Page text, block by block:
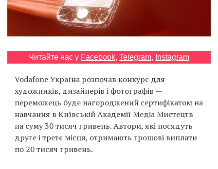
EN
RU
Читайте нас у Facebook, Telegram, Instagram
Vodafone Україна розпочав конкурс для
художників, дизайнерів і фотографів —
переможець буде нагороджений сертифікатом на
навчання в Київській Академії Медіа Мистецтв
на суму 30 тисяч гривень. Автори, які посядуть
друге і третє місця, отримають грошові виплати
по 20 тисяч гривень.